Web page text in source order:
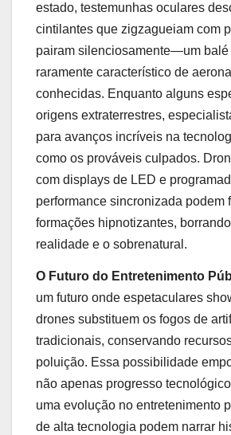
estado, testemunhas oculares
cintilantes que zigzagueiam com
pairam silenciosamente—um balé
raramente característico de
conhecidas. Enquanto alguns
origens extraterrestres,
para avanços incríveis na
como os prováveis culpados.
com displays de LED e
performance sincronizada podem
formações hipnotizantes,
realidade e o sobrenatural.
O Futuro do Entretenimento
um futuro onde espetaculares
drones substituem os fogos de
tradicionais, conservando
poluição. Essa possibilidade
não apenas progresso
uma evolução no entretenimento
de alta tecnologia podem narrar